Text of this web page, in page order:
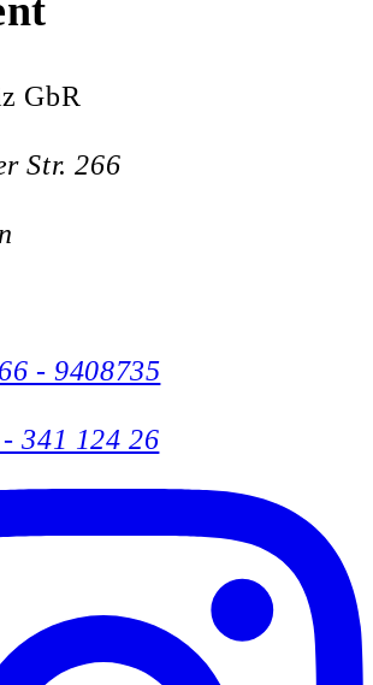
GbR
Str. 266
- 9408735
341 124 26